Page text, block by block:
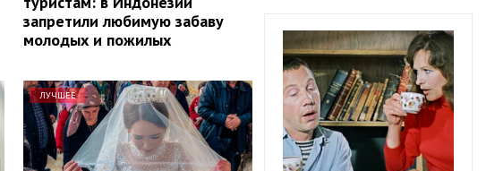
запретили любимую забаву
молодых и пожилых
ЛУЧШЕЕ